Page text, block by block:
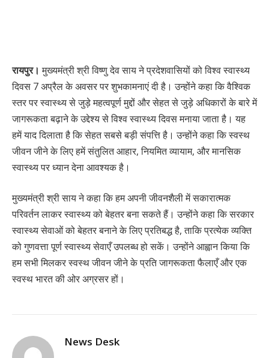
रायपुर। मुख्यमंत्री श्री विष्णु देव साय ने प्रदेशवासियों को विश्व स्वास्थ्य
दिवस 7 अप्रैल के अवसर पर शुभकामनाएं दी है। उन्होंने कहा कि वैश्विक
स्तर पर स्वास्थ्य से जुड़े महत्वपूर्ण मुद्दों और सेहत से जुड़े अधिकारों के बारे में
जागरूकता बढ़ाने के उद्देश्य से विश्व स्वास्थ्य दिवस मनाया जाता है। यह
हमें याद दिलाता है कि सेहत सबसे बड़ी संपत्ति है। उन्होंने कहा कि स्वस्थ
जीवन जीने के लिए हमें संतुलित आहार, नियमित व्यायाम, और मानसिक
स्वास्थ्य पर ध्यान देना आवश्यक है।
मुख्यमंत्री श्री साय ने कहा कि हम अपनी जीवनशैली में सकारात्मक
परिवर्तन लाकर स्वास्थ्य को बेहतर बना सकते हैं। उन्होंने कहा कि सरकार
स्वास्थ्य सेवाओं को बेहतर बनाने के लिए प्रतिबद्ध है, ताकि प्रत्येक व्यक्ति
को गुणवत्ता पूर्ण स्वास्थ्य सेवाएँ उपलब्ध हो सकें। उन्होंने आह्वान किया कि
हम सभी मिलकर स्वस्थ जीवन जीने के प्रति जागरूकता फैलाएँ और एक
स्वस्थ भारत की ओर अग्रसर हों।
News Desk